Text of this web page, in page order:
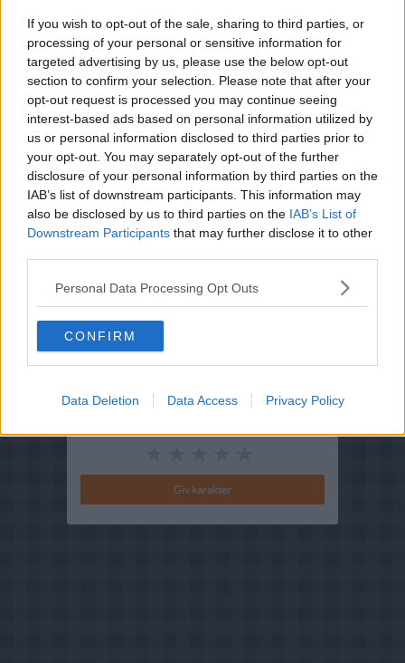
If you wish to opt-out of the sale, sharing to third parties, or
processing of your personal or sensitive information for
targeted advertising by us, please use the below opt-out
section to confirm your selection. Please note that after your
opt-out request is processed you may continue seeing
interest-based ads based on personal information utilized by
us or personal information disclosed to third parties prior to
your opt-out. You may separately opt-out of the further
disclosure of your personal information by third parties on the
IAB’s list of downstream participants. This information may
also be disclosed by us to third parties on the IAB’s List of
Downstream Participants that may further disclose it to other
Personal Data Processing Opt Outs
CONFIRM
Data Deletion Data Access Privacy Policy
Opskriftsinfo
Ret : Suppe-Diverse supper
Hovedingrediens :Oksekød-Skært oksekød
Indsendt :2002-11-04
Redigeret:2024-05-18